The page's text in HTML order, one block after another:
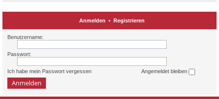
Anmelden • Registrieren
Benutzername:
Passwort:
Ich habe mein Passwort vergessen Angemeldet bleiben